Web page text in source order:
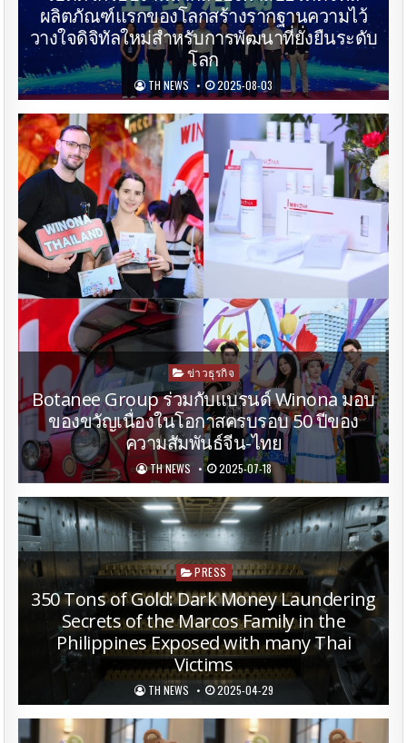
ผลิตภัณฑ์แรกของโลกสร้างรากฐานความไว้
วางใจดิจิทัลใหม่สำหรับการพัฒนาที่ยั่งยืนระดับ
โลก
TH NEWS 2025-08-03
Posted
in
ข่าวธุรกิจ
Botanee Group ร่วมกับแบรนด์ Winona มอบ
ของขวัญเนื่องในโอกาสครบรอบ 50 ปีของ
ความสัมพันธ์จีน-ไทย
TH NEWS 2025-07-18
Posted
in
PRESS
350 Tons of Gold: Dark Money Laundering
Secrets of the Marcos Family in the
Philippines Exposed with many Thai
Victims
TH NEWS 2025-04-29